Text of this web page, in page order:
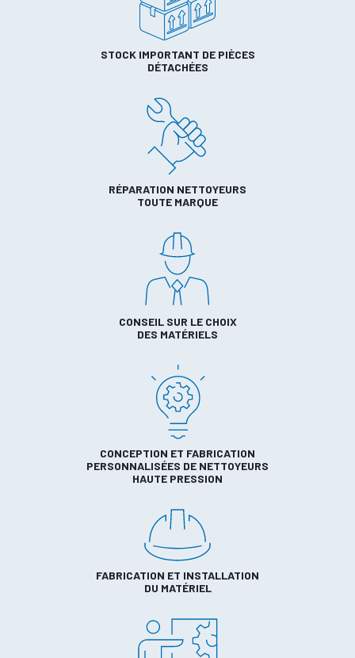
STOCK IMPORTANT DE PIÈCES
DÉTACHÉES
RÉPARATION NETTOYEURS
TOUTE MARQUE
CONSEIL SUR LE CHOIX
DES MATÉRIELS
CONCEPTION ET FABRICATION
PERSONNALISÉES DE NETTOYEURS
HAUTE PRESSION
FABRICATION ET INSTALLATION
DU MATÉRIEL